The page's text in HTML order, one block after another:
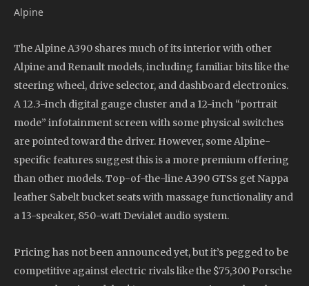
Alpine
The Alpine A390 shares much of its interior with other
Alpine and Renault models, including familiar bits like the
steering wheel, drive selector, and dashboard electronics.
A 12.3-inch digital gauge cluster and a 12-inch “portrait
mode” infotainment screen with some physical switches
are pointed toward the driver. However, some Alpine-
specific features suggest this is a more premium offering
than other models. Top-of-the-line A390 GTSs get Nappa
leather Sabelt bucket seats with massage functionality and
a 13-speaker, 850-watt Devialet audio system.
Pricing has not been announced yet, but it’s pegged to be
competitive against electric rivals like the $75,300 Porsche